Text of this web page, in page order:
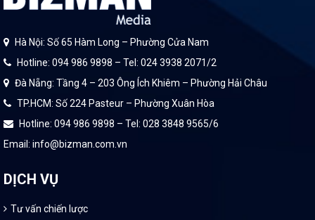
Hà Nội: Số 65 Hàm Long – Phường Cửa Nam
Hotline: 094 986 9898 – Tel: 024 3938 2071/2
Đà Nẵng: Tầng 4 – 203 Ông Ích Khiêm – Phường Hải Châu
TP.HCM: Số 224 Pasteur – Phường Xuân Hòa
Hotline: 094 986 9898 – Tel: 028 3848 9565/6
Email: info@bizman.com.vn
DỊCH VỤ
Tư vấn chiến lược